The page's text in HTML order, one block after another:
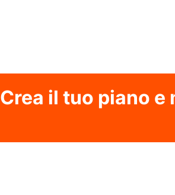
Crea il tuo piano e